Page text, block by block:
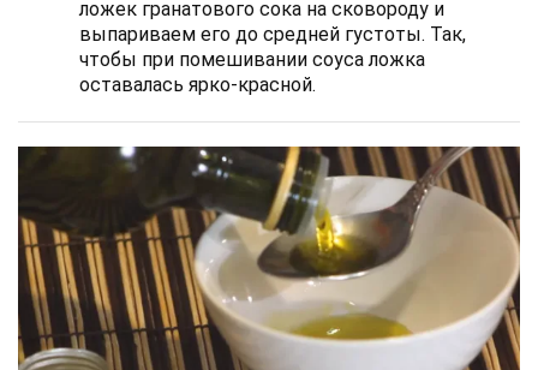
ложек гранатового сока на сковороду и
выпариваем его до средней густоты. Так,
чтобы при помешивании соуса ложка
оставалась ярко-красной.